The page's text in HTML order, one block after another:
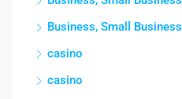
Business, Small Business
casino
casino